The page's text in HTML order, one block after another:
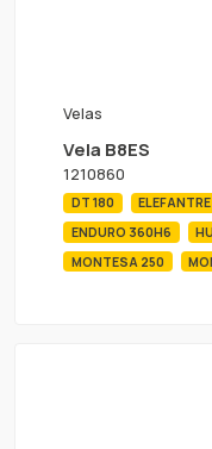
Velas
Vela B8ES
1210860
DT 180
ENDURO 360H6
MONTESA 250